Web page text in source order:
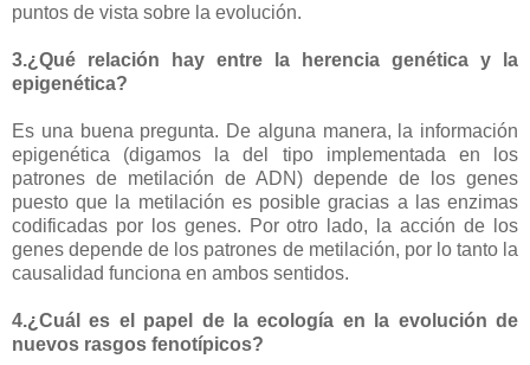
puntos de vista sobre la evolución.
3.¿Qué relación hay entre la herencia genética y la
epigenética?
Es una buena pregunta. De alguna manera, la información
epigenética (digamos la del tipo implementada en los
patrones de metilación de ADN) depende de los genes
puesto que la metilación es posible gracias a las enzimas
codificadas por los genes. Por otro lado, la acción de los
genes depende de los patrones de metilación, por lo tanto la
causalidad funciona en ambos sentidos.
4.¿Cuál es el papel de la ecología en la evolución de
nuevos rasgos fenotípicos?